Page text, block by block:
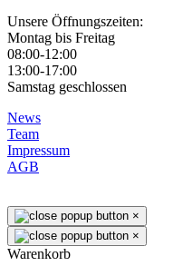
Unsere Öffnungszeiten:
Montag bis Freitag
08:00-12:00
13:00-17:00
Samstag geschlossen
News
Team
Impressum
AGB
×
×
Warenkorb